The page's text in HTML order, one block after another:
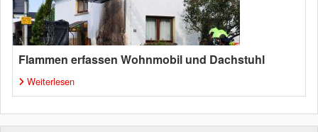
Flammen erfassen Wohnmobil und Dachstuhl
Weiterlesen